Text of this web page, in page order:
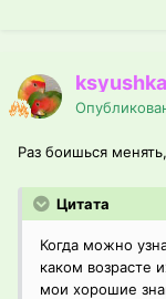
ksyushka
Раз боишься
Цитата
Когда можно
каком возрасте
мои хорошие